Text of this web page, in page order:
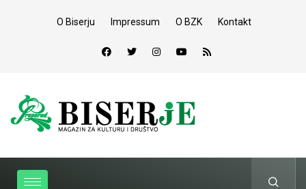
O Biserju Impressum O BZK Kontakt